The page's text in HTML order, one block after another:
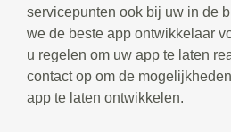
servicepunten ook bij uw in de
we de beste app ontwikkelaar
u regelen om uw app te laten
contact op om de
app te laten ontwikkelen.